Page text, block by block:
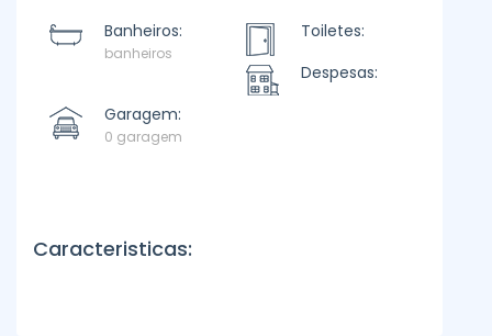
Banheiros:
banheiros
Toiletes:
Despesas:
Garagem:
0 garagem
Caracteristicas: